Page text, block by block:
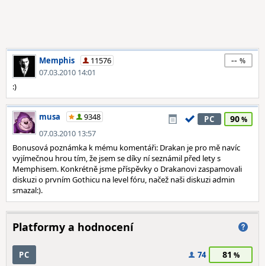
Memphis
11576
07.03.2010 14:01
--
:)
musa
9348
07.03.2010 13:57
PC 90
Bonusová poznámka k mému komentáři: Drakan je pro mě navíc
vyjímečnou hrou tím, že jsem se díky ní seznámil před lety s
Memphisem. Konkrétně jsme příspěvky o Drakanovi zaspamovali
diskuzi o prvním Gothicu na level fóru, načež naši diskuzi admin
smazal:).
Platformy a hodnocení
PC 74 81